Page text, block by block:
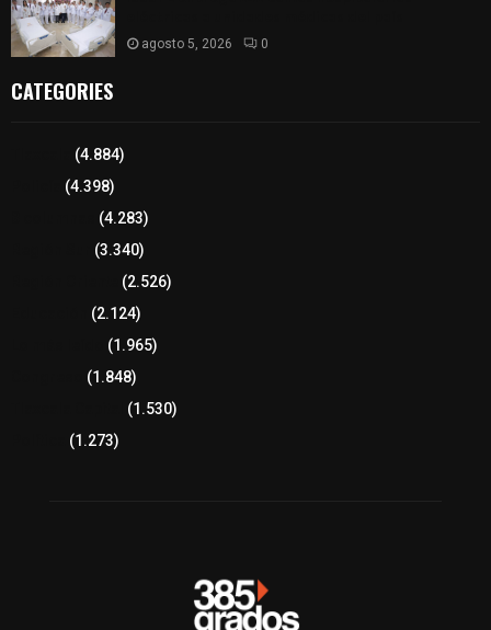
agosto 5, 2026 0
CATEGORIES
(4.884)
(4.398)
(4.283)
(3.340)
(2.526)
(2.124)
(1.965)
(1.848)
(1.530)
(1.273)